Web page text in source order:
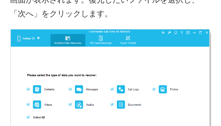
「次へ」をクリックします。